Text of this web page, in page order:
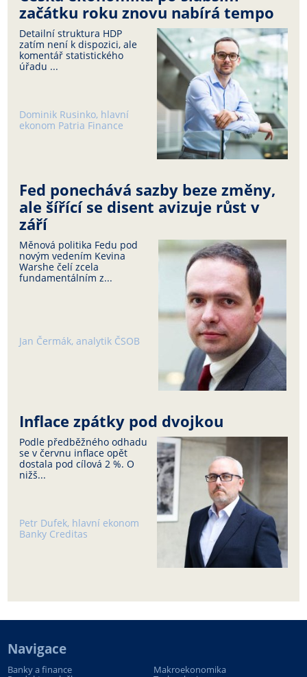
začátku roku znovu nabírá tempo
Detailní struktura HDP
zatím není k dispozici, ale
komentář statistického
úřadu ...
Dominik Rusinko, hlavní
ekonom Patria Finance
Fed ponechává sazby beze změny,
ale šířící se disent avizuje růst v
září
Měnová politika Fedu pod
novým vedením Kevina
Warshe čelí zcela
fundamentálním z...
Jan Čermák, analytik ČSOB
Inflace zpátky pod dvojkou
Podle předběžného odhadu
se v červnu inflace opět
dostala pod cílová 2 %. O
nižš...
Petr Dufek, hlavní ekonom
Banky Creditas
Navigace
Banky a finance Makroekonomika